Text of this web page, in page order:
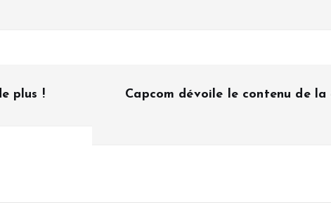
plus !
Capcom dévoile le contenu de